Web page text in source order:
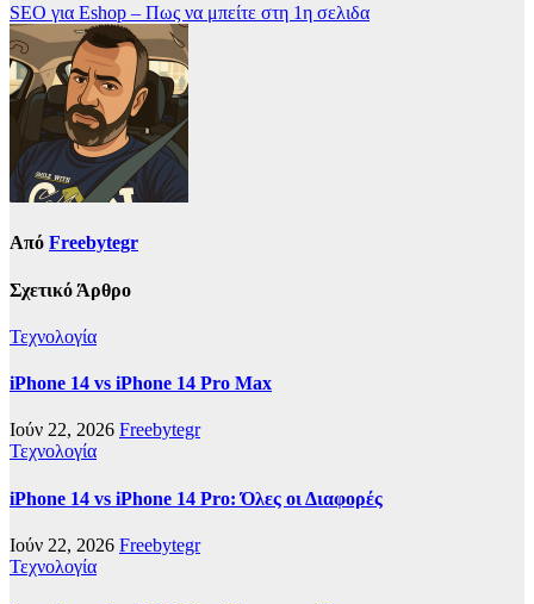
Πλοήγηση
άρθρων
SEO για Eshop – Πως να μπείτε στη 1η σελιδα
Από Freebytegr
Σχετικό Άρθρο
Τεχνολογία
iPhone 14 vs iPhone 14 Pro Max
Ιούν 22, 2026 Freebytegr
Τεχνολογία
iPhone 14 vs iPhone 14 Pro: Όλες οι Διαφορές
Ιούν 22, 2026 Freebytegr
Τεχνολογία